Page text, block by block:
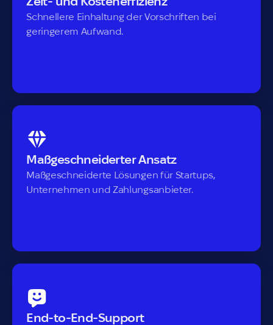
Schnellere Einhaltung der Vorschriften bei
geringerem Aufwand.
Maßgeschneiderter Ansatz
Maßgeschneiderte Lösungen für Startups,
Unternehmen und Zahlungsanbieter.
End-to-End-Support